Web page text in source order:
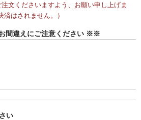
文くださいますよう、お願い申し上げま
はされません。）
間違えにご注意ください ※※
い